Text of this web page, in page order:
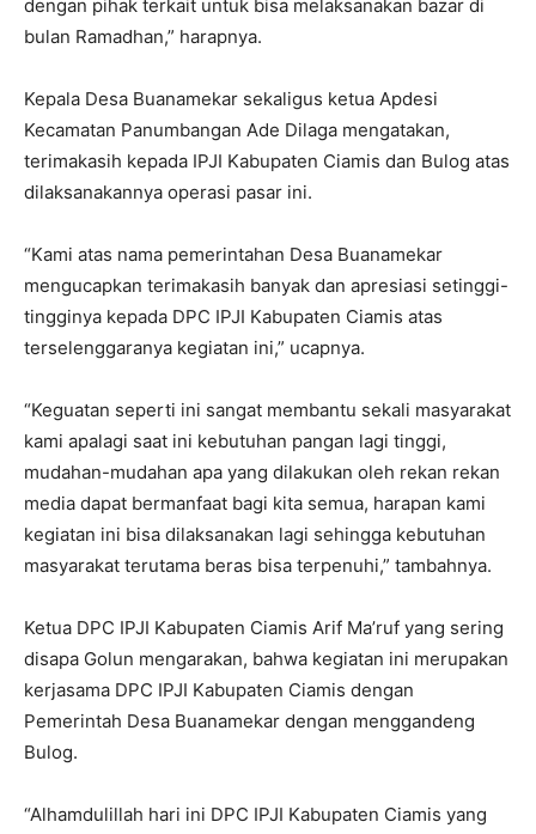
dengan pihak terkait untuk bisa melaksanakan bazar di
bulan Ramadhan,” harapnya.
Kepala Desa Buanamekar sekaligus ketua Apdesi
Kecamatan Panumbangan Ade Dilaga mengatakan,
terimakasih kepada IPJI Kabupaten Ciamis dan Bulog atas
dilaksanakannya operasi pasar ini.
“Kami atas nama pemerintahan Desa Buanamekar
mengucapkan terimakasih banyak dan apresiasi setinggi-
tingginya kepada DPC IPJI Kabupaten Ciamis atas
terselenggaranya kegiatan ini,” ucapnya.
“Keguatan seperti ini sangat membantu sekali masyarakat
kami apalagi saat ini kebutuhan pangan lagi tinggi,
mudahan-mudahan apa yang dilakukan oleh rekan rekan
media dapat bermanfaat bagi kita semua, harapan kami
kegiatan ini bisa dilaksanakan lagi sehingga kebutuhan
masyarakat terutama beras bisa terpenuhi,” tambahnya.
Ketua DPC IPJI Kabupaten Ciamis Arif Ma’ruf yang sering
disapa Golun mengarakan, bahwa kegiatan ini merupakan
kerjasama DPC IPJI Kabupaten Ciamis dengan
Pemerintah Desa Buanamekar dengan menggandeng
Bulog.
“Alhamdulillah hari ini DPC IPJI Kabupaten Ciamis yang